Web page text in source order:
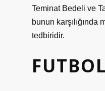
Teminat Bedeli ve
bunun
tedbiridir.